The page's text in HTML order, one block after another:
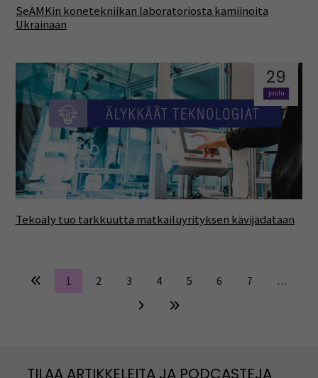
SeAMKin konetekniikan laboratoriosta kamiinoita
Ukrainaan
29
joulu
Tekoäly tuo tarkkuutta matkailuyrityksen kävijädataan
1 2 3 4 5 6 7 …
TILAA ARTIKKELEITA JA PODCASTEJA